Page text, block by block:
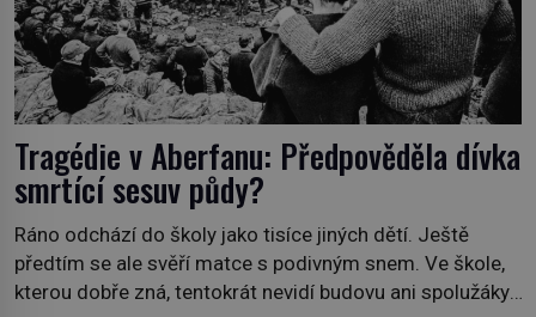
Tragédie v Aberfanu: Předpověděla dívka
smrtící sesuv půdy?
Ráno odchází do školy jako tisíce jiných dětí. Ještě
předtím se ale svěří matce s podivným snem. Ve škole,
kterou dobře zná, tentokrát nevidí budovu ani spolužáky.